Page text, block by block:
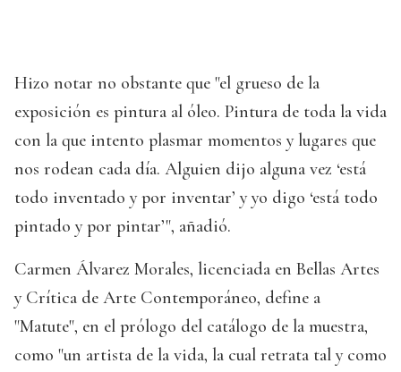
Hizo notar no obstante que "el grueso de la
exposición es pintura al óleo. Pintura de toda la vida
con la que intento plasmar momentos y lugares que
nos rodean cada día. Alguien dijo alguna vez ‘está
todo inventado y por inventar’ y yo digo ‘está todo
pintado y por pintar’", añadió.
Carmen Álvarez Morales, licenciada en Bellas Artes
y Crítica de Arte Contemporáneo, define a
"Matute", en el prólogo del catálogo de la muestra,
como "un artista de la vida, la cual retrata tal y como